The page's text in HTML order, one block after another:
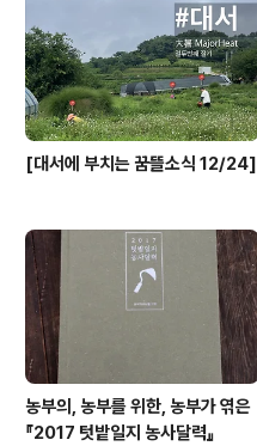
[대서에 부치는 꿈뜰소식 12/24]
농부의, 농부를 위한, 농부가 엮은
『2017 텃밭일지 농사달력』